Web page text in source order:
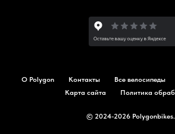
О Polygon Контакты Все велосипеды
Карта сайта
Политика
© 2024-2026